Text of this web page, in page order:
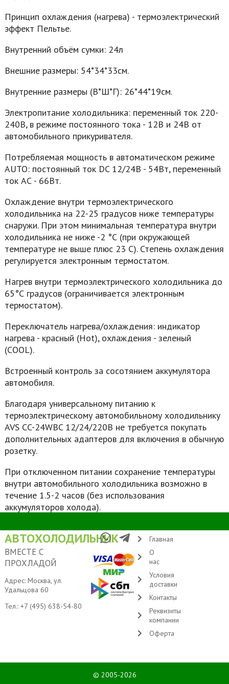
Принцип охлаждения (нагрева) - термоэлектрический
эффект Пельтье.
Внутренний объём сумки: 24л
Внешние размеры: 54*34*33см.
Внутренние размеры (В*Ш*Г): 26*44*19см.
Электропитание холодильника: переменный ток 220-
240В, в режиме постоянного тока - 12В и 24В от
автомобильного прикуривателя.
Потребляемая мощность в автоматическом режиме
AUTO: постоянный ток DC 12/24В - 54Вт, переменный
ток АС - 66Вт.
Охлаждение внутри термоэлектрического
холодильника на 22-25 градусов ниже температуры
снаружи. При этом минимальная температура внутри
холодильника не ниже -2 °С (при окружающей
температуре не выше плюс 23 С). Степень охлаждения
регулируется электронным термостатом.
Нагрев внутри термоэлектрического холодильника до
65°С градусов (ограничивается электронным
термостатом).
Переключатель нагрева/охлаждения: индикатор
нагрева - красный (Hot), охлаждения - зеленый
(COOL).
Встроенный контроль за сосотянием аккумулятора
автомобиля.
Благодаря универсальному питанию к
термоэлектрическому автомобильному холодильнику
AVS CC-24WBC 12/24/220В не требуется покупать
дополнительных адаптеров для включения в обычную
розетку.
При отключенном питании сохранение температуры
внутри автомобильного холодильника возможно в
течение 1.5-2 часов (без использования
аккумуляторов холода).
АВТОХОЛОДИЛЬНИК
ВМЕСТЕ С
ПРОХЛАДОЙ
Адрес: Москва, ул.
Удальцова 60
Тел.: +7 (495) 638-54-80
Главная
О
нас
Условия
доставки
Контакты
Реквизиты
компании
Оферта
© 2005-2026